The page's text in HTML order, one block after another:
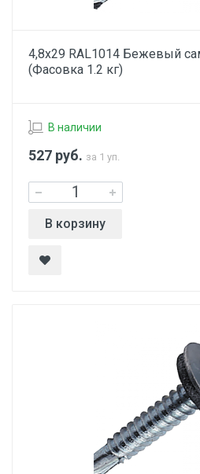
4,8х29 RAL1014 Бежевый
(Фасовка 1.2 кг)
В наличии
527 руб. за 1 уп.
В корзину